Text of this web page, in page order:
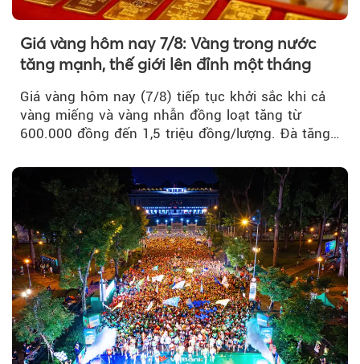
Giá vàng hôm nay 7/8: Vàng trong nước
tăng mạnh, thế giới lên đỉnh một tháng
Giá vàng hôm nay (7/8) tiếp tục khởi sắc khi cả
vàng miếng và vàng nhẫn đồng loạt tăng từ
600.000 đồng đến 1,5 triệu đồng/lượng. Đà tăng
vàng thế giới bứt phá lên mức cao nhất trong
một tháng.